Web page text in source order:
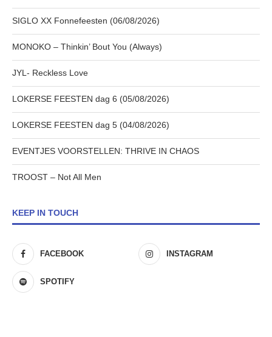
SIGLO XX Fonnefeesten (06/08/2026)
MONOKO – Thinkin’ Bout You (Always)
JYL- Reckless Love
LOKERSE FEESTEN dag 6 (05/08/2026)
LOKERSE FEESTEN dag 5 (04/08/2026)
EVENTJES VOORSTELLEN: THRIVE IN CHAOS
TROOST – Not All Men
KEEP IN TOUCH
FACEBOOK INSTAGRAM
SPOTIFY